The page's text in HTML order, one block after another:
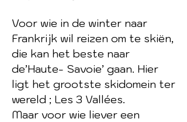
Voor wie in de winter naar
Frankrijk wil reizen om te skiën,
die kan het beste naar
de’Haute- Savoie’ gaan. Hier
ligt het grootste skidomein ter
wereld ; Les 3 Vallées.
Maar voor wie liever een